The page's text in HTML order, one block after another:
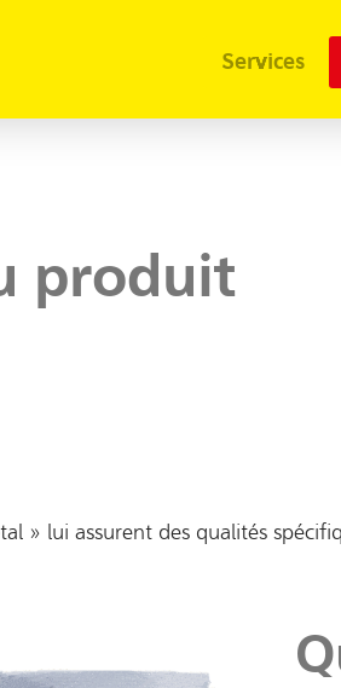
Services
produit
» lui assurent des qualités